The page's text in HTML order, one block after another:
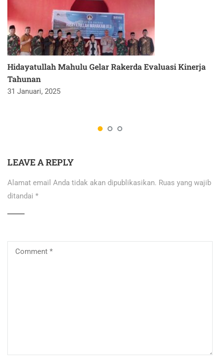
Hidayatullah Mahulu Gelar Rakerda Evaluasi Kinerja
Tahunan
31 Januari, 2025
LEAVE A REPLY
Alamat email Anda tidak akan dipublikasikan. Ruas yang wajib
ditandai *